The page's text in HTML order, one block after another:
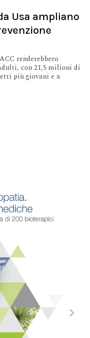
Usa ampliano
renderebbero
con 21,5 milioni di
più giovani e a